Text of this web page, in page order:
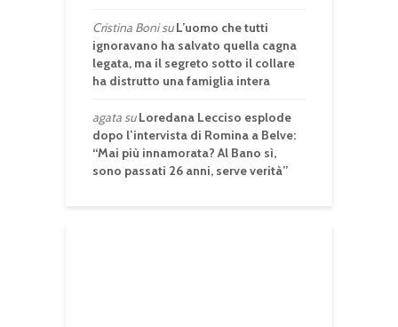
Cristina BonisuL’uomo che tutti
ignoravano ha salvato quella cagna
legata, ma il segreto sotto il collare
ha distrutto una famiglia intera
agatasuLoredana Lecciso esplode
dopo l’intervista di Romina a Belve:
“Mai più innamorata? Al Bano sì,
sono passati 26 anni, serve verità”